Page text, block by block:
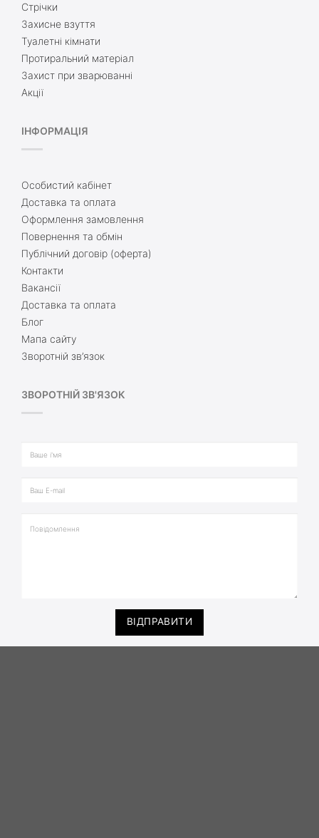
Стрічки
Захисне взуття
Туалетні кімнати
Протиральний матеріал
Захист при зварюванні
Акції
ІНФОРМАЦІЯ
Особистий кабінет
Доставка та оплата
Оформлення замовлення
Повернення та обмін
Публічний договір (оферта)
Контакти
Вакансії
Доставка та оплата
Блог
Мапа сайту
Зворотній зв’язок
ЗВОРОТНІЙ ЗВ'ЯЗОК
ВІДПРАВИТИ